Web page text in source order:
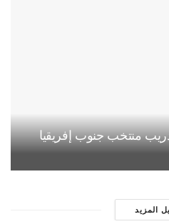
منتخب جنوب إفريقيا
المزيد